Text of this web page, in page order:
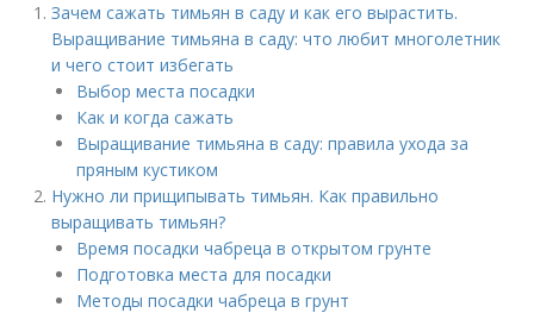
Зачем сажать тимьян в саду и как его вырастить.
Выращивание тимьяна в саду: что любит многолетник
и чего стоит избегать
Выбор места посадки
Как и когда сажать
Выращивание тимьяна в саду: правила ухода за
пряным кустиком
Нужно ли прищипывать тимьян. Как правильно
выращивать тимьян?
Время посадки чабреца в открытом грунте
Подготовка места для посадки
Методы посадки чабреца в грунт